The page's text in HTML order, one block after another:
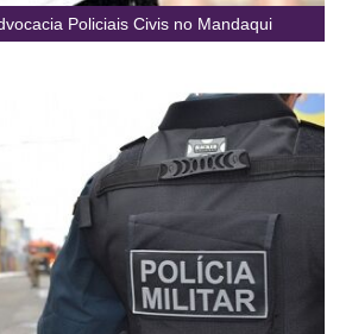
Policiais Civis no Mandaqui